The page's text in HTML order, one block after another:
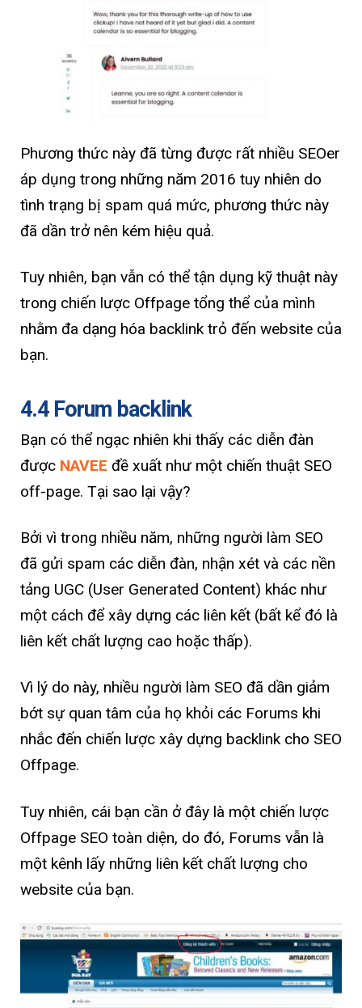
Phương thức này đã từng được rất nhiều SEOer
áp dụng trong những năm 2016 tuy nhiên do
tình trạng bị spam quá mức, phương thức này
đã dần trở nên kém hiệu quả.
Tuy nhiên, bạn vẫn có thể tận dụng kỹ thuật này
trong chiến lược Offpage tổng thể của mình
nhằm đa dạng hóa backlink trỏ đến website của
bạn.
4.4 Forum backlink
Bạn có thể ngạc nhiên khi thấy các diễn đàn
được NAVEE đề xuất như một chiến thuật SEO
off-page. Tại sao lại vậy?
Bởi vì trong nhiều năm, những người làm SEO
đã gửi spam các diễn đàn, nhận xét và các nền
tảng UGC (User Generated Content) khác như
một cách để xây dựng các liên kết (bất kể đó là
liên kết chất lượng cao hoặc thấp).
Vì lý do này, nhiều người làm SEO đã dần giảm
bớt sự quan tâm của họ khỏi các Forums khi
nhắc đến chiến lược xây dựng backlink cho SEO
Offpage.
Tuy nhiên, cái bạn cần ở đây là một chiến lược
Offpage SEO toàn diện, do đó, Forums vẫn là
một kênh lấy những liên kết chất lượng cho
website của bạn.